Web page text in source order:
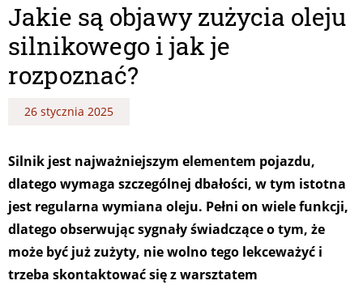
Jakie są objawy zużycia oleju
silnikowego i jak je
rozpoznać?
26 stycznia 2025
Silnik jest najważniejszym elementem pojazdu,
dlatego wymaga szczególnej dbałości, w tym istotna
jest regularna wymiana oleju. Pełni on wiele funkcji,
dlatego obserwując sygnały świadczące o tym, że
może być już zużyty, nie wolno tego lekceważyć i
trzeba skontaktować się z warsztatem